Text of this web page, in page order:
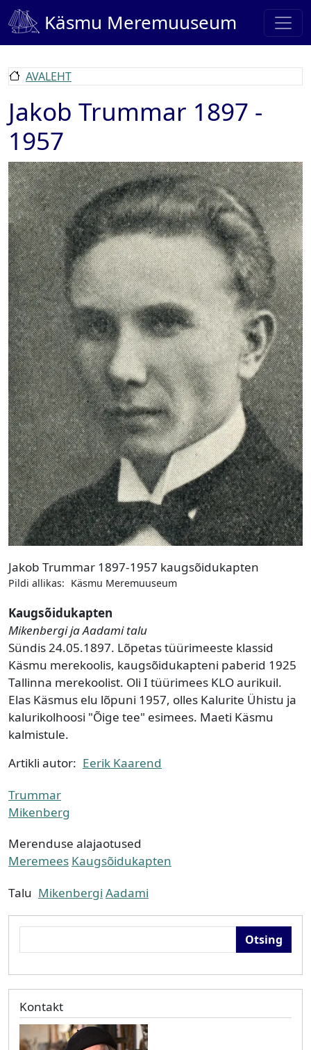
Liigu edasi põhisisu juurde
Käsmu Meremuuseum
AVALEHT
Jakob Trummar 1897 -
1957
Pilt
Jakob Trummar 1897-1957 kaugsõidukapten
Pildi allikas: Käsmu Meremuuseum
Kaugsõidukapten
Mikenbergi ja Aadami talu
Sündis 24.05.1897. Lõpetas tüürimeeste klassid
Käsmu merekoolis, kaugsõidukapteni paberid 1925
Tallinna merekoolist. Oli I tüürimees KLO aurikuil.
Elas Käsmus elu lõpuni 1957, olles Kalurite Ühistu ja
kalurikolhoosi "Õige tee" esimees. Maeti Käsmu
kalmistule.
Artikli autor: Eerik Kaarend
Trummar
Mikenberg
Merenduse alajaotused
Meremees Kaugsõidukapten
Talu Mikenbergi Aadami
Kontakt